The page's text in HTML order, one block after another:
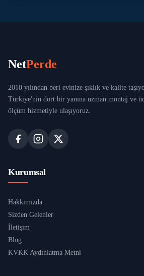
NetPerde
2010 yılından beri evinize şıklık ve kalite
Türkiye'nin dört bir yanına uzman montaj ve
ölçüm hizmetiyle ulaşıyoruz.
Kurumsal
Hakkımızda
Sizden Gelenler
İletişim
Blog
KVKK Aydınlatma Metni